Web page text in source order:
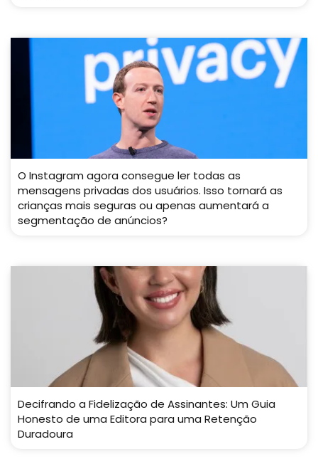
O Instagram agora consegue ler todas as
mensagens privadas dos usuários. Isso tornará as
crianças mais seguras ou apenas aumentará a
segmentação de anúncios?
Decifrando a Fidelização de Assinantes: Um Guia
Honesto de uma Editora para uma Retenção
Duradoura